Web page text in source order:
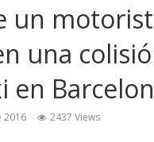
un
una
en
2016 2437 Views